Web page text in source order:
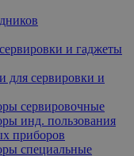
и гаджеты
для сервировки и
сервировочные
инд. пользования
приборов
специальные